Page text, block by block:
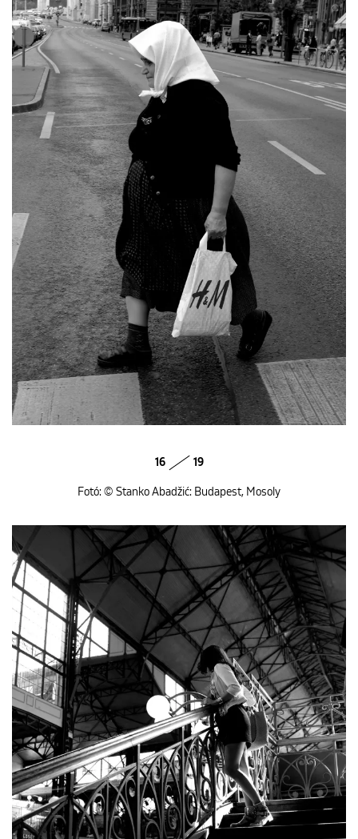
16 19
Fotó: © Stanko Abadžić: Budapest, Mosoly